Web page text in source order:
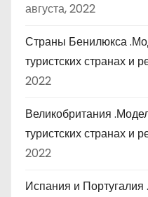
августа, 2022
Страны Бенилюкса
туристских странах и
2022
Великобритания
туристских странах и
2022
Испания и